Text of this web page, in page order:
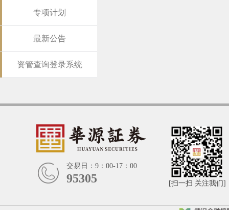
专项计划
最新公告
资管查询登录系统
交易日：9：00-17：00
95305 [扫一扫 关注我们]